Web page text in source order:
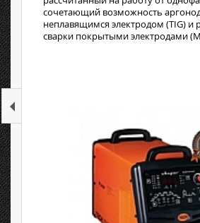
сочетающий возможность
неплавящимся электродом (TIG) и
сварки покрытыми электродами